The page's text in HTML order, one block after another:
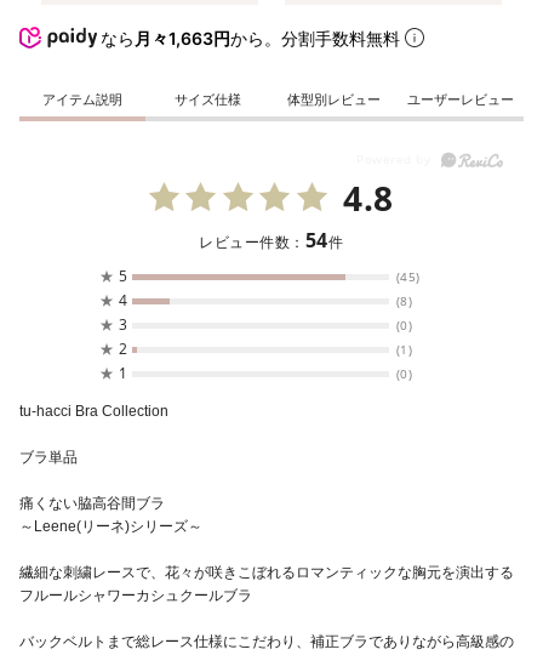
なら 月々1,663円から。分割手数料無料
アイテム説明 サイズ仕様 体型別レビュー ユーザーレビュー
4.8
レビュー件数： 54件
★ 5 (45)
★ 4 (8)
★ 3 (0)
★ 2 (1)
★ 1 (0)
tu-hacci Bra Collection
ブラ単品
痛くない脇高谷間ブラ
～Leene(リーネ)シリーズ～
繊細な刺繍レースで、花々が咲きこぼれるロマンティックな胸元を演出する
フルールシャワーカシュクールブラ
バックベルトまで総レース仕様にこだわり、補正ブラでありながら高級感の